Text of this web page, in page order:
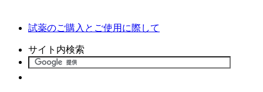
試薬のご購入とご使用に際して
サイト内検索